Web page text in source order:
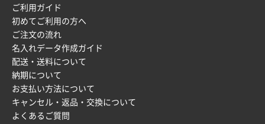
大阪府のお客様
厚手コットンマチ付トートL ナチュラル(A4対応)
200枚
2025年12月25日 13:33
いつもきちんとしてる。
福島県W社様
A4バインダー(2ツ折)
ご利用ガイド
初めてご利用の方へ
ご注文の流れ
名入れデータ作成ガイド
配送・送料について
納期について
お支払い方法について
キャンセル・返品・交換について
よくあるご質問